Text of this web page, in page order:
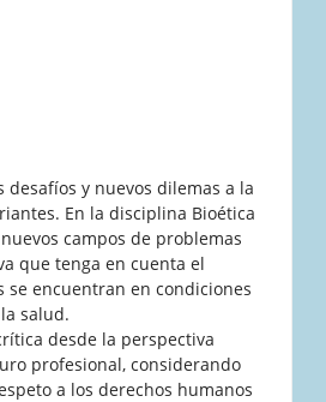
y nuevos dilemas a la
En la disciplina Bioética
campos de problemas
que tenga en cuenta el
se encuentran en condiciones
salud.
desde la perspectiva
profesional, considerando
a los derechos humanos